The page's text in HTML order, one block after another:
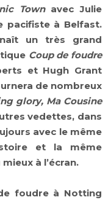
Townavec Julie
pacifiste à Belfast.
un très grand
Coup de foudre
et Hugh Grant
de nombreux
glory, Ma Cousine
vedettes, dans
avec le même
et la même
à l’écran.
foudre à Notting